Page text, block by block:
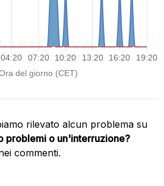
rilevato alcun problema su
problemi o un'interruzione?
commenti.